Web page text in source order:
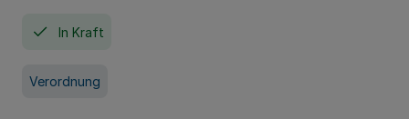
In Kraft
Verordnung